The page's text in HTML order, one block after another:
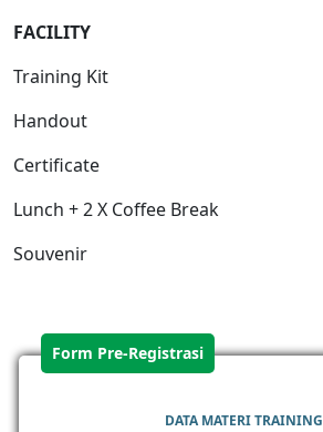
FACILITY
Training Kit
Handout
Certificate
Lunch + 2 X Coffee Break
Souvenir
Form Pre-Registrasi
DATA MATERI TRAINING